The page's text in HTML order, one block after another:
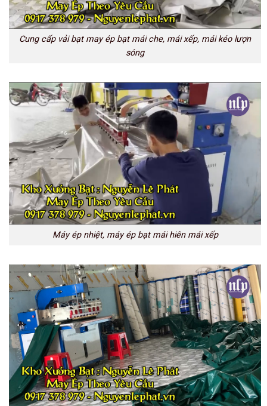
Cung cấp vải bạt may ép bạt mái che, mái xếp, mái kéo lượn
sóng
Máy ép nhiệt, máy ép bạt mái hiên mái xếp